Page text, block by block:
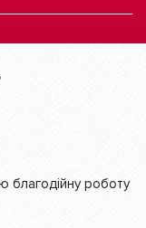
благодійну роботу